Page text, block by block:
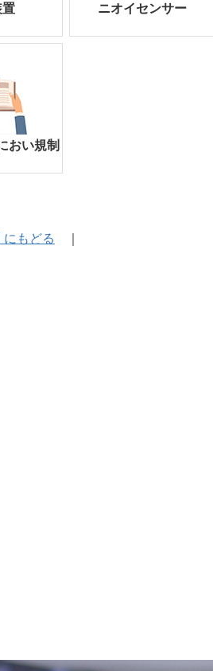
置 ニオイセンサー
おい規制
もどる